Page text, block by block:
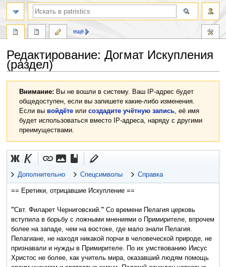
Редактирование: Догмат Искупления
(раздел)
навигации
поиску
Внимание: Вы не вошли в систему. Ваш IP-адрес будет
общедоступен, если вы запишете какие-либо изменения.
Если вы войдётеили создадите учётную запись, её имя
будет использоваться вместо IP-адреса, наряду с другими
преимуществами.
Дополнительно Спецсимволы Справка
ещё